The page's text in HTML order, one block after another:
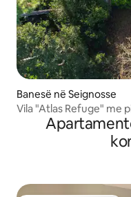
Banesë në Seignosse
Vila "Atlas Refuge" me